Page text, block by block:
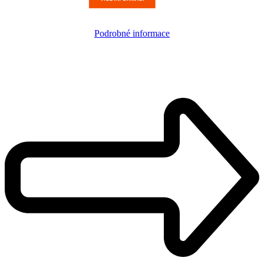
Podrobné informace